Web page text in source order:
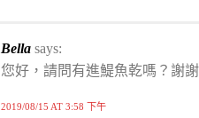
Bella says:
您好，請問有進鯷魚乾嗎？謝謝
2019/08/15 AT 3:58 下午